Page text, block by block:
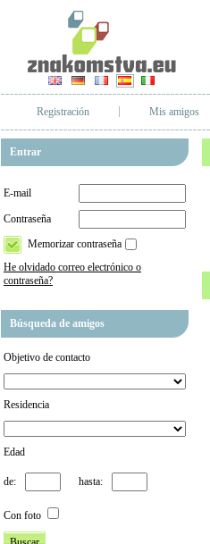
Registración Mis amigos
Entrar
E-mail
Contraseña
Memorizar contraseña
He olvidado correo electrónico o
contraseña?
Búsqueda de amigos
Objetivo de contacto
Residencia
Edad
de: hasta:
Con foto